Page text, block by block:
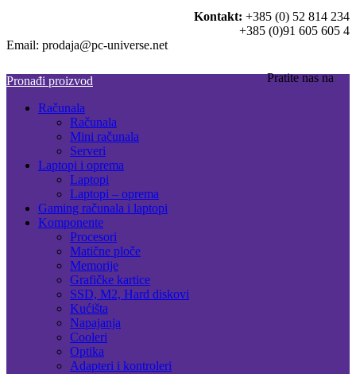
Kontakt: +385 (0) 52 814 234
+385 (0)91 605 605 4
Email: prodaja@pc-universe.net
Pratite nas na
Pronađi proizvod
Računala
Računala
Mini računala
Serveri
Laptopi i oprema
Laptopi
Laptopi – oprema
Gaming računala i laptopi
Komponente
Procesori
Matične ploče
Memorije
Grafičke kartice
SSD, M2, Hard diskovi
Kućišta
Napajanja
Cooleri
Optika
Adapteri i kontroleri